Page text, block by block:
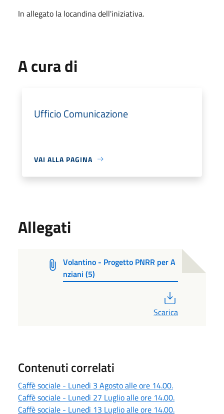
In allegato la locandina dell'iniziativa.
A cura di
Ufficio Comunicazione
VAI ALLA PAGINA
Allegati
Volantino - Progetto PNRR per A
nziani (5)
Scarica
Contenuti correlati
Caffè sociale - Lunedì 3 Agosto alle ore 14.00.
Caffè sociale - Lunedì 27 Luglio alle ore 14.00.
Caffè sociale - Lunedì 13 Luglio alle ore 14.00.